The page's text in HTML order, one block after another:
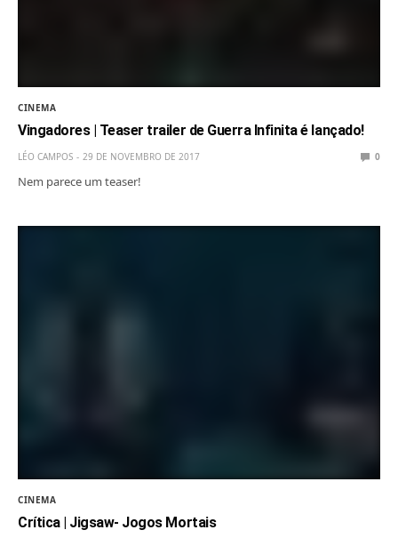
CINEMA
Vingadores | Teaser trailer de Guerra Infinita é lançado!
LÉO CAMPOS 29 DE NOVEMBRO DE 2017 0
Nem parece um teaser!
CINEMA
Crítica | Jigsaw- Jogos Mortais